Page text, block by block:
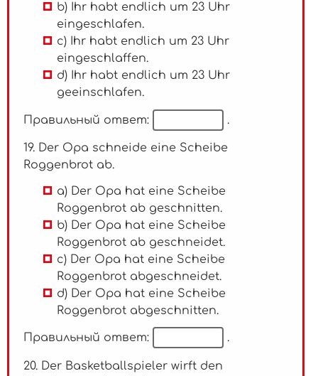
b) Ihr habt endlich um 23 Uhr
eingeschlafen.
c) Ihr habt endlich um 23 Uhr
eingeschlaffen.
d) Ihr habt endlich um 23 Uhr
geeinschlafen.
Правильный ответ: .
19. Der Opa schneide eine Scheibe
Roggenbrot ab.
a) Der Opa hat eine Scheibe
Roggenbrot ab geschnitten.
b) Der Opa hat eine Scheibe
Roggenbrot ab geschneidet.
c) Der Opa hat eine Scheibe
Roggenbrot abgeschneidet.
d) Der Opa hat eine Scheibe
Roggenbrot abgeschnitten.
Правильный ответ: .
20. Der Basketballspieler wirft den